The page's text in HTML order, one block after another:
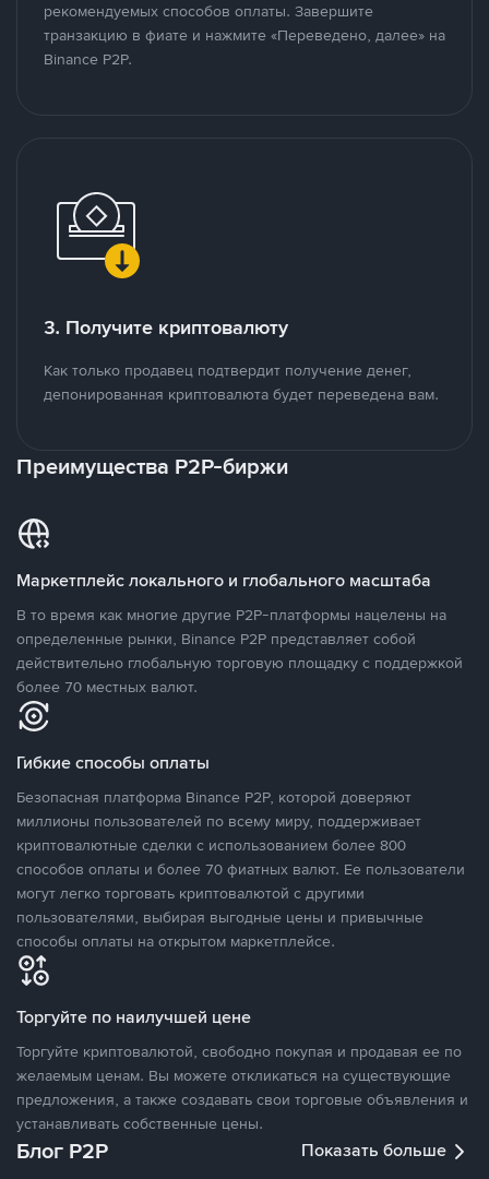
рекомендуемых способов оплаты. Завершите
транзакцию в фиате и нажмите «Переведено, далее» на
Binance P2P.
3. Получите криптовалюту
Как только продавец подтвердит получение денег,
депонированная криптовалюта будет переведена вам.
Преимущества P2P-биржи
Маркетплейс локального и глобального масштаба
В то время как многие другие P2P-платформы нацелены на
определенные рынки, Binance P2P представляет собой
действительно глобальную торговую площадку с поддержкой
более 70 местных валют.
Гибкие способы оплаты
Безопасная платформа Binance P2P, которой доверяют
миллионы пользователей по всему миру, поддерживает
криптовалютные сделки с использованием более 800
способов оплаты и более 70 фиатных валют. Ее пользователи
могут легко торговать криптовалютой с другими
пользователями, выбирая выгодные цены и привычные
способы оплаты на открытом маркетплейсе.
Торгуйте по наилучшей цене
Торгуйте криптовалютой, свободно покупая и продавая ее по
желаемым ценам. Вы можете откликаться на существующие
предложения, а также создавать свои торговые объявления и
устанавливать собственные цены.
Блог P2P Показать больше